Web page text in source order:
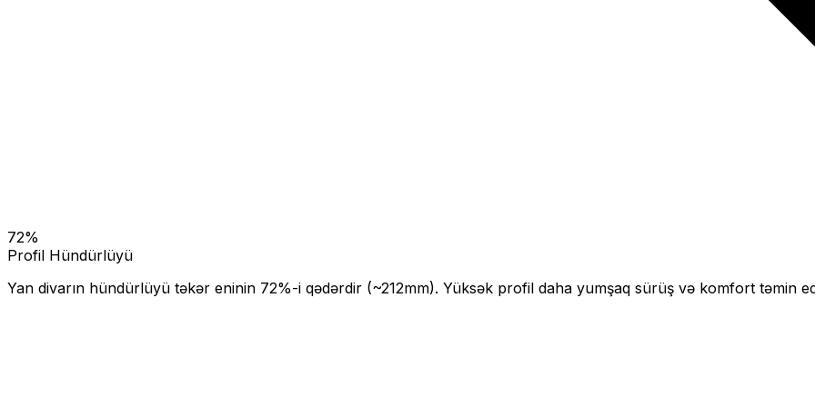
72%
Profil Hündürlüyü
Yan divarın hündürlüyü təkər eninin 72%-i qədərdir (~212mm). Yüksək profil daha yumşaq sürüş və komfort təmin